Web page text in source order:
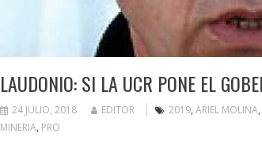
LAUDONIO: SI LA UCR PONE EL
24 JULIO, 2018 EDITOR 2019, ARIEL MOLINA,
MINERIA, PRO